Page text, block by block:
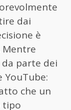
dai
è
Mentre
parte dei
che un
tipo